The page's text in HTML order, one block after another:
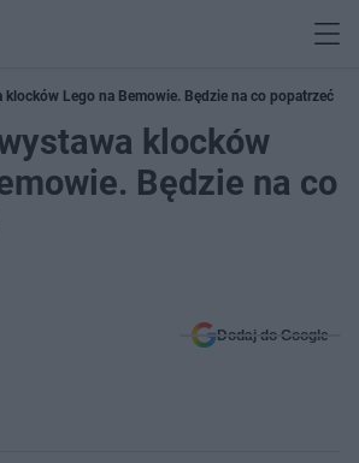
klocków Lego na Bemowie. Będzie na co popatrzeć
klocków
Będzie na co
Dodaj do Google